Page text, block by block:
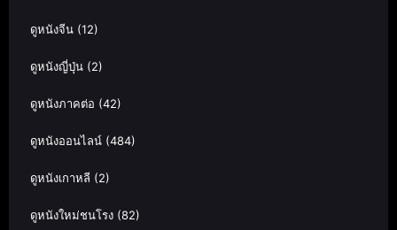
ดูหนังจีน (12)
ดูหนังญี่ปุ่น (2)
ดูหนังภาคต่อ (42)
ดูหนังออนไลน์ (484)
ดูหนังเกาหลี (2)
ดูหนังใหม่ชนโรง (82)